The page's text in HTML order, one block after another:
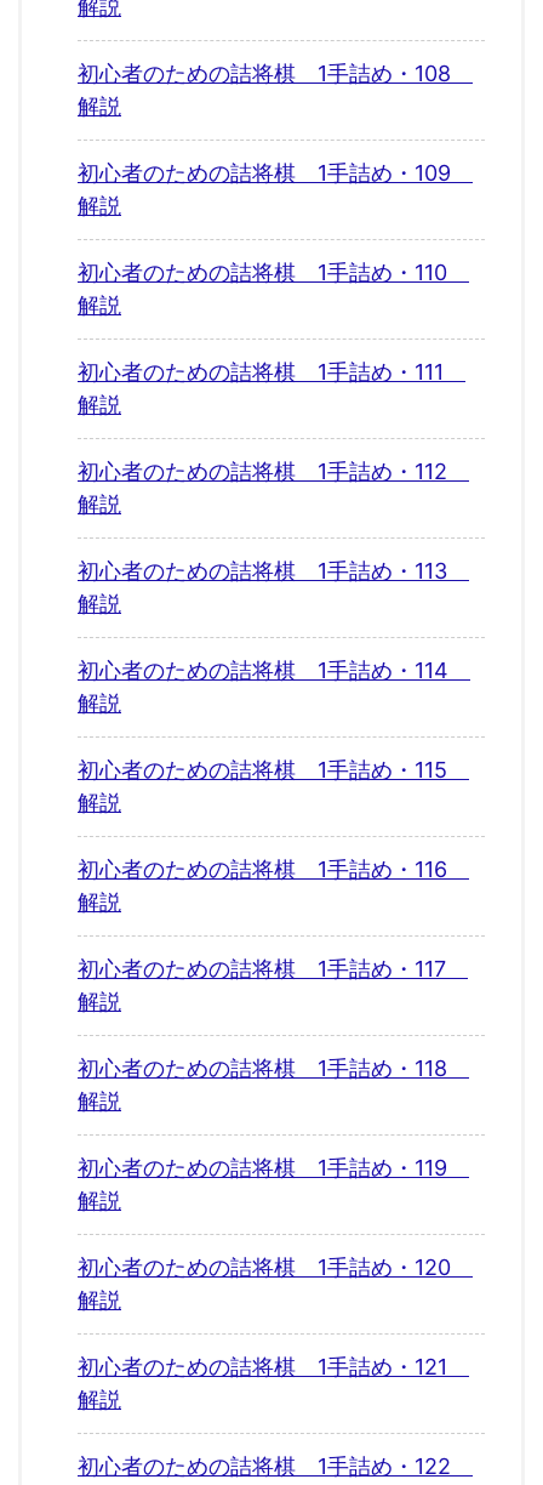
解説
初心者のための詰将棋 1手詰め・108
解説
初心者のための詰将棋 1手詰め・109
解説
初心者のための詰将棋 1手詰め・110
解説
初心者のための詰将棋 1手詰め・111
解説
初心者のための詰将棋 1手詰め・112
解説
初心者のための詰将棋 1手詰め・113
解説
初心者のための詰将棋 1手詰め・114
解説
初心者のための詰将棋 1手詰め・115
解説
初心者のための詰将棋 1手詰め・116
解説
初心者のための詰将棋 1手詰め・117
解説
初心者のための詰将棋 1手詰め・118
解説
初心者のための詰将棋 1手詰め・119
解説
初心者のための詰将棋 1手詰め・120
解説
初心者のための詰将棋 1手詰め・121
解説
初心者のための詰将棋 1手詰め・122